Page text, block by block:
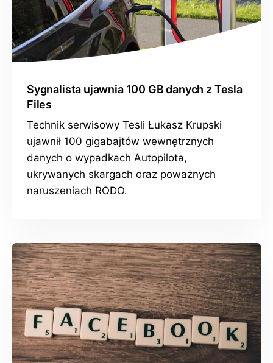
Sygnalista ujawnia 100 GB danych z Tesla
Files
Technik serwisowy Tesli Łukasz Krupski
ujawnił 100 gigabajtów wewnętrznych
danych o wypadkach Autopilota,
ukrywanych skargach oraz poważnych
naruszeniach RODO.